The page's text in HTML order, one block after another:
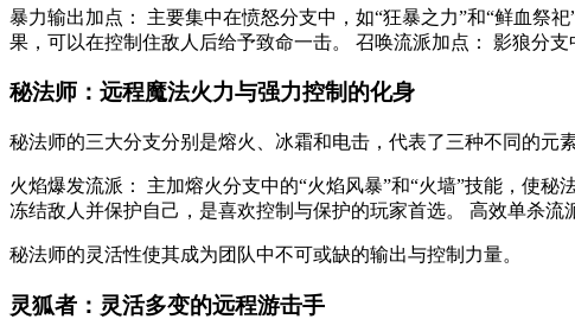
暴力输出加点： 主要集中在愤怒分支中，如“狂暴之力”和“鲜血祭
果，可以在控制住敌人后给予致命一击。 召唤流派加点： 影狼分
秘法师：远程魔法火力与强力控制的化身
秘法师的三大分支分别是熔火、冰霜和电击，代表了三种不同的元
火焰爆发流派： 主加熔火分支中的“火焰风暴”和“火墙”技能，使
冻结敌人并保护自己，是喜欢控制与保护的玩家首选。 高效单杀流
秘法师的灵活性使其成为团队中不可或缺的输出与控制力量。
灵狐者：灵活多变的远程游击手